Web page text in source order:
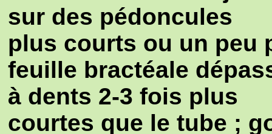
sur des pédoncules
plus courts ou un peu
feuille bractéale
à dents 2-3 fois plus
courtes que le tube ;